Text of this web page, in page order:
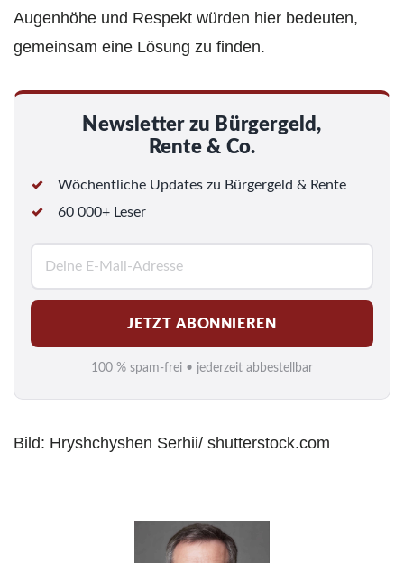
Augenhöhe und Respekt würden hier bedeuten,
gemeinsam eine Lösung zu finden.
Newsletter zu Bürgergeld,
Rente & Co.
Wöchentliche Updates zu Bürgergeld & Rente
60 000+ Leser
M
a
i
l
*
JETZT ABONNIEREN
100 % spam-frei • jederzeit abbestellbar
Bild: Hryshchyshen Serhii/ shutterstock.com